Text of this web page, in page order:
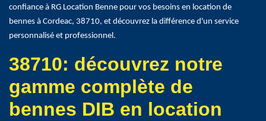
confiance à RG Location Benne pour vos besoins en location de
bennes à Cordeac, 38710, et découvrez la différence d'un service
personnalisé et professionnel.
38710: découvrez notre
gamme complète de
bennes DIB en location